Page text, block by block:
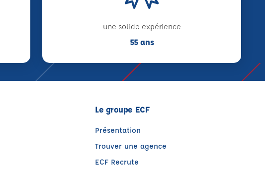
une solide expérience
55 ans
Le groupe ECF
Présentation
Trouver une agence
ECF Recrute